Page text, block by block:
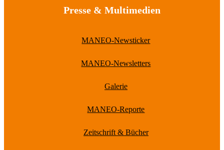
Presse & Multimedien
MANEO-Newsticker
MANEO-Newsletters
Galerie
MANEO-Reporte
Zeitschrift & Bücher